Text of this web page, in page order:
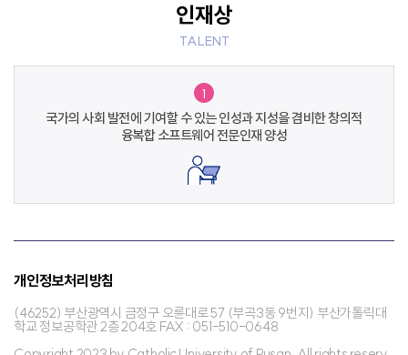
인재상
TALENT
1
국가의 사회 발전에 기여할 수 있는 인성과 지성을 겸비한 창의적
융복합소프트웨어 전문인재 양성
개인정보처리방침
(46252) 부산광역시 금정구 오륜대로 57 (부곡3동 9번지) 부산가톨릭대
학교 정보공학관 2층 204호 FAX : 051-510-0648